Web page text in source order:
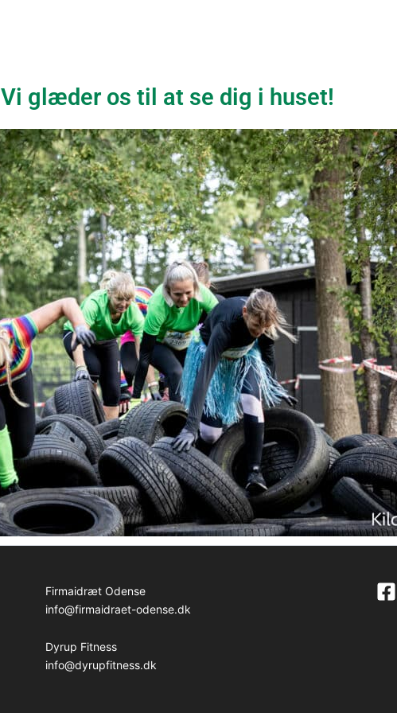
Vi glæder os til at se dig i huset!
Firmaidræt Odense
info@firmaidraet-odense.dk
Dyrup Fitness
info@dyrupfitness.dk